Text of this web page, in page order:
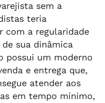
sem a
teria
com a regularidade
sua dinâmica
possui um moderno
e entrega que,
atender aos
em tempo mínimo,